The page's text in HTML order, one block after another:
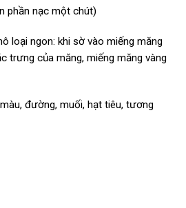
phần nạc một chút)
loại ngon: khi sờ vào miếng măng
trưng của măng, miếng măng vàng
đường, muối, hạt tiêu, tương